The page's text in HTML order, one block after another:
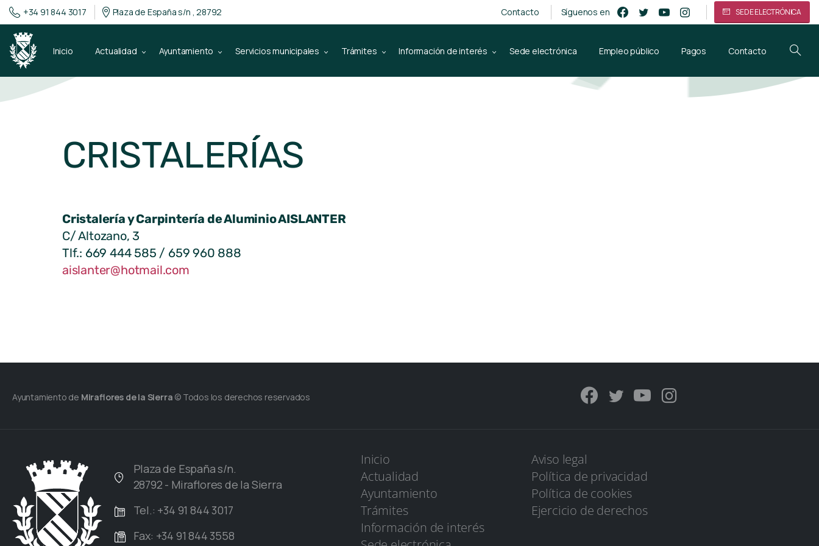
+34 91 844 3017 Plaza de España s/n , 28792 Contacto Síguenos en SEDE ELECTRÓNICA
Inicio Actualidad Ayuntamiento Servicios municipales Trámites Información de interés Sede electrónica Empleo público Pagos Contacto
CRISTALERÍAS
Cristalería y Carpintería de Aluminio AISLANTER
C/ Altozano, 3
Tlf.: 669 444 585 / 659 960 888
aislanter@hotmail.com
Ayuntamiento de Miraflores de la Sierra © Todos los derechos reservados
Plaza de España s/n.
28792 - Miraflores de la Sierra
Tel.: +34 91 844 3017
Fax: +34 91 844 3558
Inicio
Actualidad
Ayuntamiento
Trámites
Información de interés
Aviso legal
Política de privacidad
Política de cookies
Ejercicio de derechos